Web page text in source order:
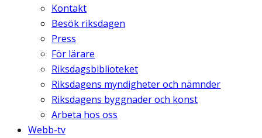
Kontakt
Besök riksdagen
Press
För lärare
Riksdagsbiblioteket
Riksdagens myndigheter och nämnder
Riksdagens byggnader och konst
Arbeta hos oss
Webb-tv